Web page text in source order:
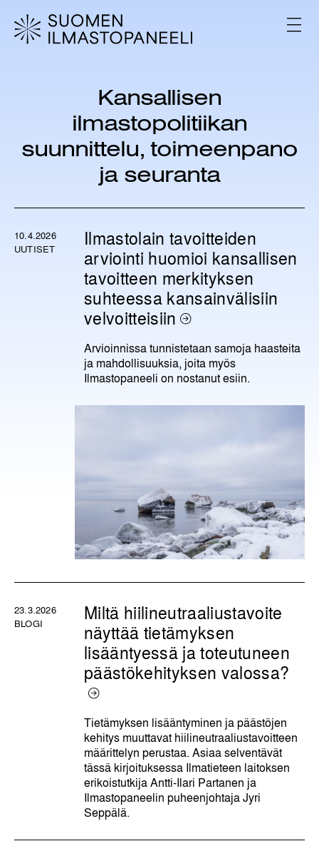
V
A
Kansallisen
ilmastopolitiikan
suunnittelu, toimeenpano
ja seuranta
10.4.2026
UUTISET
Ilmastolain tavoitteiden
arviointi huomioi kansallisen
tavoitteen merkityksen
suhteessa kansainvälisiin
velvoitteisiin
Arvioinnissa tunnistetaan samoja haasteita
ja mahdollisuuksia, joita myös
Ilmastopaneeli on nostanut esiin.
23.3.2026
BLOGI
Miltä hiilineutraaliustavoite
näyttää tietämyksen
lisääntyessä ja toteutuneen
päästökehityksen valossa?
Tietämyksen lisääntyminen ja päästöjen
kehitys muuttavat hiilineutraaliustavoitteen
määrittelyn perustaa. Asiaa selventävät
tässä kirjoituksessa Ilmatieteen laitoksen
erikoistutkija Antti-Ilari Partanen ja
Ilmastopaneelin puheenjohtaja Jyri
Seppälä.